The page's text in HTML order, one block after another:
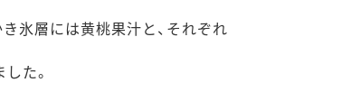
氷層には黄桃果汁と、それぞれ
た。